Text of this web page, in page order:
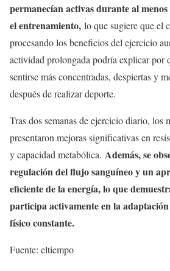
permanecían activas durante al
el entrenamiento, lo que sugiere que el
procesando los beneficios del ejercicio
actividad prolongada podría explicar por
sentirse más concentradas, despiertas y
después de realizar deporte.
Tras dos semanas de ejercicio diario, los
presentaron mejoras significativas en
y capacidad metabólica. Además, se
regulación del flujo sanguíneo y un
eficiente de la energía, lo que
participa activamente en la
físico constante.
Fuente: eltiempo